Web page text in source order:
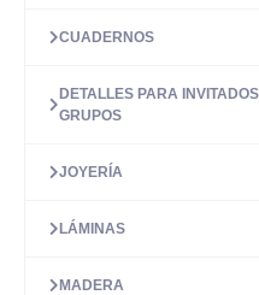
CUADERNOS
DETALLES PARA
GRUPOS
JOYERÍA
LÁMINAS
MADERA